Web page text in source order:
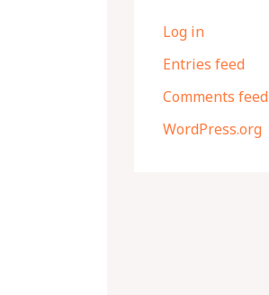
Log in
Entries feed
Comments feed
WordPress.org